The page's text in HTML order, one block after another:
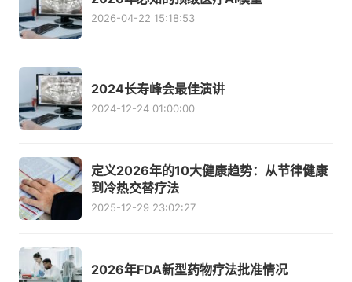
2026-04-22 15:18:53
2024长寿峰会最佳演讲
2024-12-24 01:00:00
定义2026年的10大健康趋势：从节律健康
到冷热交替疗法
2025-12-29 23:02:27
2026年FDA新型药物疗法批准情况